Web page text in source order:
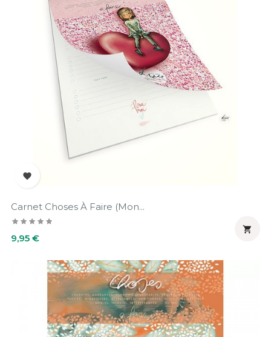

Carnet Choses À Faire (Mon...
Prix
9,95 €
